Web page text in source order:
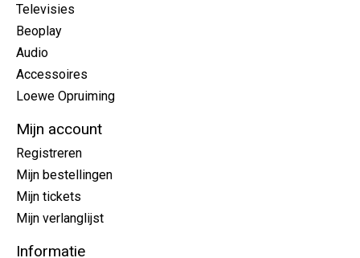
Televisies
Beoplay
Audio
Accessoires
Loewe Opruiming
Mijn account
Registreren
Mijn bestellingen
Mijn tickets
Mijn verlanglijst
Informatie